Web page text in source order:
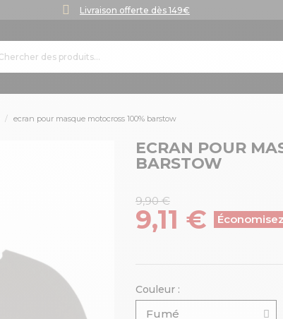
Livraison offerte dès 149€
ecran pour masque motocross 100% barstow
ECRAN POUR
BARSTOW
9,90 €
9,11 €
Couleur :